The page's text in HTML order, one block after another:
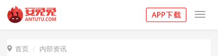
 首页 内部资讯